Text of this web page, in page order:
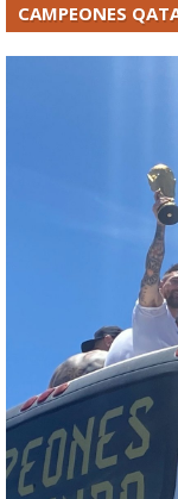
CAMPEONES